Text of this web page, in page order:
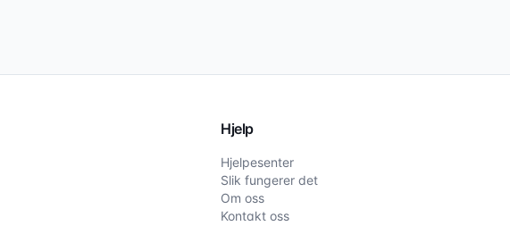
Hjelp
Hjelpesenter
Slik fungerer det
Om oss
Kontakt oss